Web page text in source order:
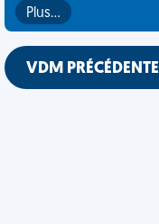
Plus…
VDM PRÉCÉDENTE